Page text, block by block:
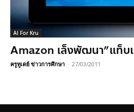
AI For Kru
Amazon เล็งพัฒนา”แท็บ
ครูทูเดย์ ข่าวการศึกษา - 27/03/2011